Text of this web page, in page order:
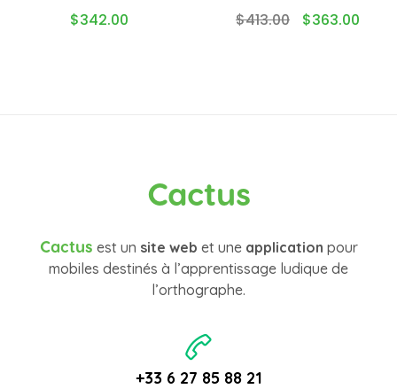
$342.00 $413.00 $363.00
Cactus
Cactus est un site web et une application pour
mobiles destinés à l’apprentissage ludique de
l’orthographe.
+33 6 27 85 88 21